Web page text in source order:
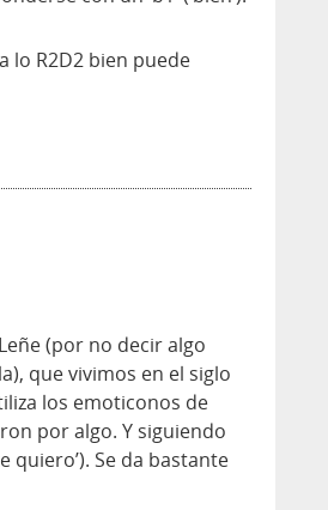
a lo R2D2 bien puede
(por no decir algo
que vivimos en el siglo
los emoticonos de
por algo. Y siguiendo
quiero’). Se da bastante